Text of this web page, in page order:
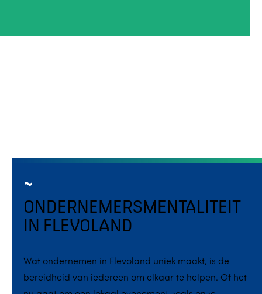
ONDERNEMERSMENTALITEIT
IN FLEVOLAND
Wat ondernemen in Flevoland uniek maakt, is de
bereidheid van iedereen om elkaar te helpen. Of het